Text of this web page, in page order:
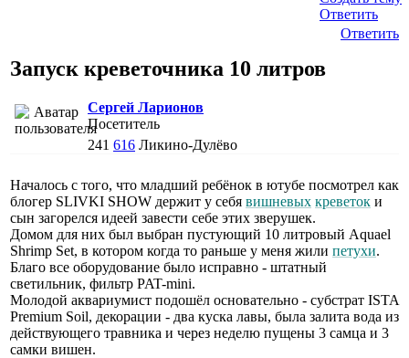
Ответить
Ответить
Запуск креветочника 10 литров
Сергей Ларионов
Посетитель
241 616 Ликино-Дулёво
Началось с того, что младший ребёнок в ютубе посмотрел как
блогер SLIVKI SHOW держит у себя вишневых креветок и
сын загорелся идеей завести себе этих зверушек.
Домом для них был выбран пустующий 10 литровый Aquael
Shrimp Set, в котором когда то раньше у меня жили петухи.
Благо все оборудование было исправно - штатный
светильник, фильтр PAT-mini.
Молодой аквариумист подошёл основательно - субстрат ISTA
Premium Soil, декорации - два куска лавы, была залита вода из
действующего травника и через неделю пущены 3 самца и 3
самки вишен.